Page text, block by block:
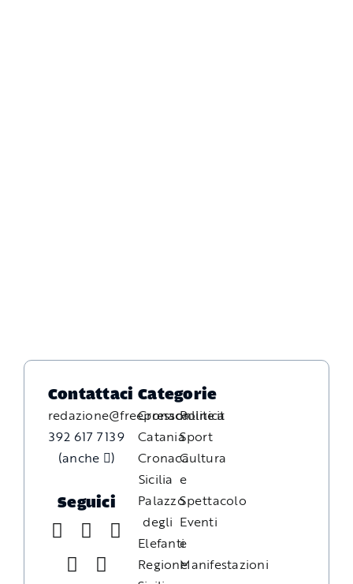
Contattaci
redazione@freepressonline.it
392 617 7139
(anche
)
Seguici
Categorie
Cronaca
Catania
Cronaca
Sicilia
Palazzo
degli
Elefanti
Regione
Politica
Sport
Cultura
e
Spettacolo
Eventi
e
Manifestazioni